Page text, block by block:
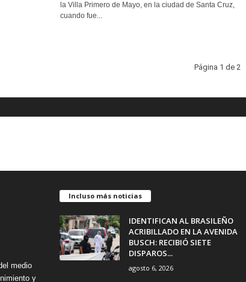
la Villa Primero de Mayo, en la ciudad de Santa Cruz,
cuando fue...
Página 1 de 2
medio
y
Incluso más noticias
IDENTIFICAN AL BRASILEÑO
ACRIBILLADO EN LA AVENIDA
BUSCH: RECIBIÓ SIETE
DISPAROS...
agosto 6, 2026